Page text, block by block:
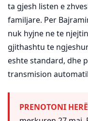
ta gjesh listen e
familjare. Per
nuk hyjne ne te
gjithashtu te
eshte standard, dhe
transmision
PRENOTONI